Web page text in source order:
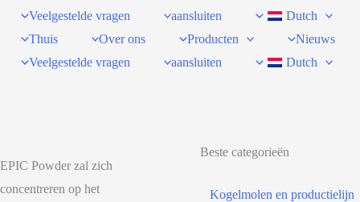
Veelgestelde vragen
aansluiten
Dutch
Thuis
Over ons Producten
Nieuws
Veelgestelde vragen
aansluiten Dutch
EPIC Powder zal zich
concentreren op het
Beste categorieën
Kogelmolen en productielijn